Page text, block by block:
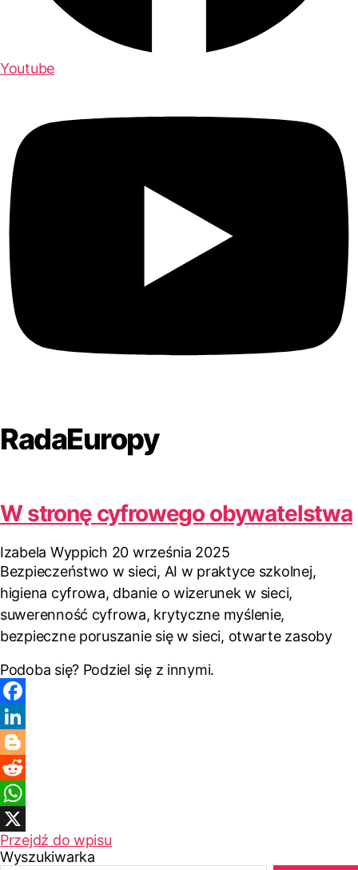
Youtube
RadaEuropy
W stronę cyfrowego obywatelstwa
Izabela Wyppich 20 września 2025
Bezpieczeństwo w sieci, AI w praktyce szkolnej,
higiena cyfrowa, dbanie o wizerunek w sieci,
suwerenność cyfrowa, krytyczne myślenie,
bezpieczne poruszanie się w sieci, otwarte zasoby
Podoba się? Podziel się z innymi.
F
a
c
e
b
o
L
i
n
k
e
B
o
g
R
e
d
W
h
X
Przejdź do wpisu
Wyszukiwarka